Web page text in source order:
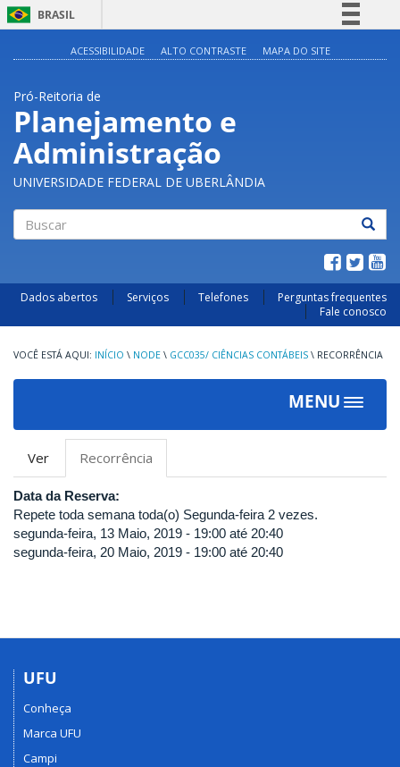
BRASIL
Acesso à informação
ACESSIBILIDADE ALTO CONTRASTE MAPA DO SITE
Pró-Reitoria de
Planejamento e
Administração
UNIVERSIDADE FEDERAL DE UBERLÂNDIA
Dados abertos Serviços Telefones
Perguntas frequentes
Fale conosco
INÍCIO \ NODE \ GCC035/ CIÊNCIAS CONTÁBEIS \ RECORRÊNCIA
MENU
Toggle
Abas
primárias
Ver Recorrência
ativa)
Data da Reserva:
Repete toda semana toda(o) Segunda-feira 2 vezes.
segunda-feira, 13 Maio, 2019 - 19:00 até 20:40
segunda-feira, 20 Maio, 2019 - 19:00 até 20:40
UFU
Conheça
Marca UFU
Campi